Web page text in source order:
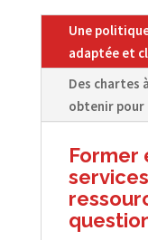
Une
adaptée et
Des chartes
obtenir pour
Former